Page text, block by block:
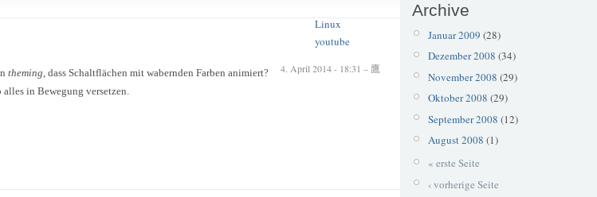
Linux
youtube
4. April 2014 - 18:31 – 鷹
theming, dass Schaltflächen mit wabernden Farben animiert?
alles in Bewegung versetzen.
Archive
Januar 2009 (28)
Dezember 2008 (34)
November 2008 (29)
Oktober 2008 (29)
September 2008 (12)
August 2008 (1)
« erste Seite
‹ vorherige Seite